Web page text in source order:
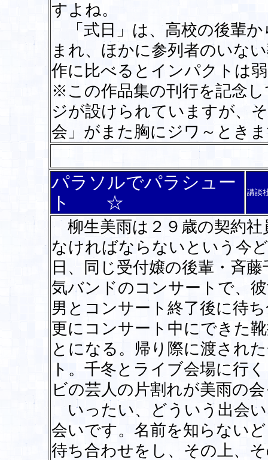
すよね。
「式日」は、高校の後輩
まれ、ほかに参列者のいな
作に比べるとインパクトは
※この作品集の刊行を記念
ジが設けられていますが、
会」がまた胸にジワ～とき
パラソルでパラシュー
ト ☆
講談
柳生美雨は２９歳の契約社
なければならないという今
日、同じ受付嬢の後輩・斉
気バンドのコンサートで、
男とコンサート終了後に待
更にコンサート中にできた
とになる。帰り際に渡され
ト。千冬とライブ会場に行
ビの芸人の片割れが美雨の
いったい、どういう出会
会いです。名前を知らない
待ち合わせをし、その上、